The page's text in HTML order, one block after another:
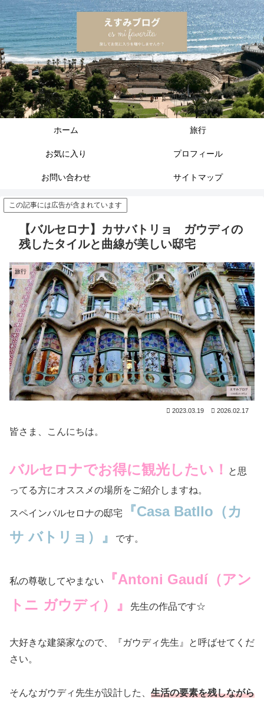
ホーム 旅行
お気に入り プロフィール
お問い合わせ サイトマップ
この記事には広告が含まれています
【バルセロナ】カサバトリョ ガウディの
残したタイルと曲線が美しい邸宅
旅行
2023.03.19 2026.02.17
皆さま、こんにちは。
バルセロナでお得に観光したい！
と思
ってる方にオススメの場所をご紹介しますね。
スペインバルセロナの邸宅
『Casa Batllo（カ
サ バトリョ）』
です。
私の尊敬してやまない
『Antoni Gaudí（アン
トニ ガウディ）』
先生の作品です☆
大好きな建築家なので、『ガウディ先生』と呼ばせてくだ
さい。
そんなガウディ先生が設計した、 生活の要素を残しながら